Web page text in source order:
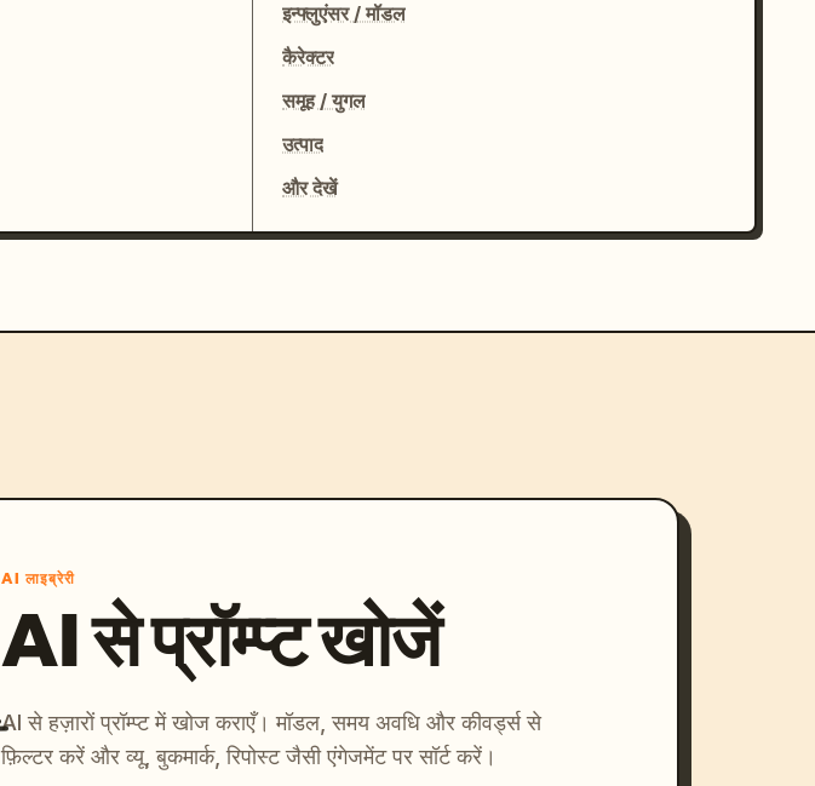
इन्फ्लुएंसर / मॉडल
कैरेक्टर
समूह / युगल
उत्पाद
और देखें
AI लाइब्रेरी
AI से प्रॉम्प्ट खोजें
AI से हज़ारों प्रॉम्प्ट में खोज कराएँ। मॉडल, समय अवधि और कीवर्ड्स से
फ़िल्टर करें और व्यू, बुकमार्क, रिपोस्ट जैसी एंगेजमेंट पर सॉर्ट करें।